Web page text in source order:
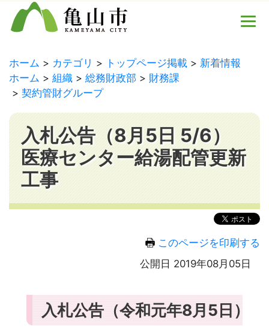
ホーム カテゴリ トップページ掲載
新着情報
ホーム
組織 総務財政部
財務課
契約管財グループ
入札公告（8月5日 5/6）
医療センター給湯配管更新
工事
このページを印刷する
公開日 2019年08月05日
入札公告（令和元年8月5日）